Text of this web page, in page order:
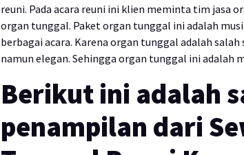
reuni. Pada acara reuni ini klien meminta tim jasa
organ tunggal. Paket organ tunggal ini adalah
berbagai acara. Karena organ tunggal adalah
namun elegan. Sehingga organ tunggal ini adalah
Berikut ini adalah
penampilan dari